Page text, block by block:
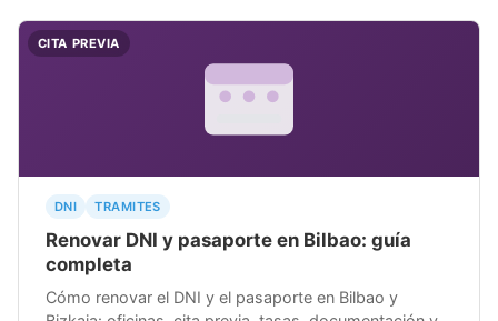
CITA PREVIA
DNI TRAMITES
Renovar DNI y pasaporte en Bilbao: guía
completa
Cómo renovar el DNI y el pasaporte en Bilbao y